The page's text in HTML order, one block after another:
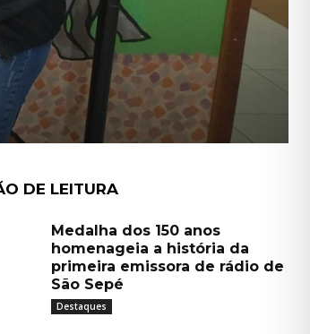
DE LEITURA
Medalha dos 150 anos
homenageia a história da
primeira emissora de rádio de
São Sepé
Destaques